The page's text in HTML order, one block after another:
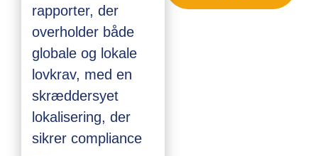
rapporter, der
overholder både
globale og lokale
lovkrav, med en
skræddersyet
lokalisering, der
sikrer compliance